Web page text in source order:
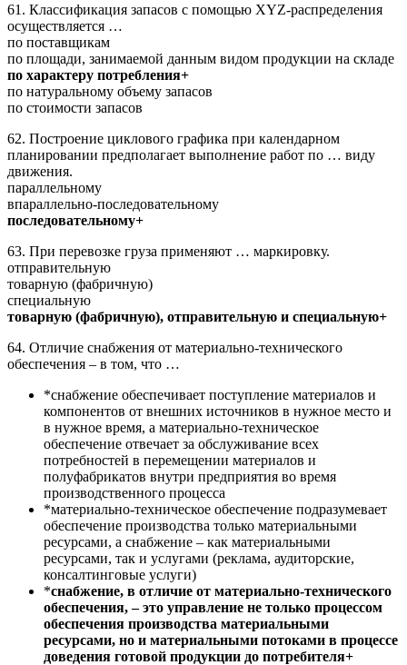
61. Классификация запасов с помощью XYZ-распределения
осуществляется …
по поставщикам
по площади, занимаемой данным видом продукции на складе
по характеру потребления+
по натуральному объему запасов
по стоимости запасов
62. Построение циклового графика при календарном
планировании предполагает выполнение работ по … виду
движения.
параллельному
впараллельно-последовательному
последовательному+
63. При перевозке груза применяют … маркировку.
отправительную
товарную (фабричную)
специальную
товарную (фабричную), отправительную и специальную+
64. Отличие снабжения от материально-технического
обеспечения – в том, что …
*снабжение обеспечивает поступление материалов и
компонентов от внешних источников в нужное место и
в нужное время, а материально-техническое
обеспечение отвечает за обслуживание всех
потребностей в перемещении материалов и
полуфабрикатов внутри предприятия во время
производственного процесса
*материально-техническое обеспечение подразумевает
обеспечение производства только материальными
ресурсами, а снабжение – как материальными
ресурсами, так и услугами (реклама, аудиторские,
консалтинговые услуги)
*снабжение, в отличие от материально-технического
обеспечения, – это управление не только процессом
обеспечения производства материальными
ресурсами, но и материальными потоками в процессе
доведения готовой продукции до потребителя+